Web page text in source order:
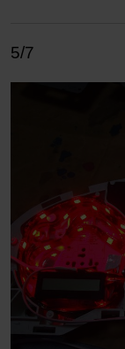
5/7